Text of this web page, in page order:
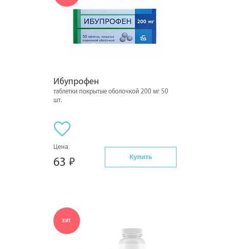
Ибупрофен
таблетки покрытые оболочкой 200 мг 50
шт.
Цена:
63 Купить
ХИТ